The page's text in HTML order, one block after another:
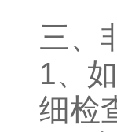
三、
1、
细检